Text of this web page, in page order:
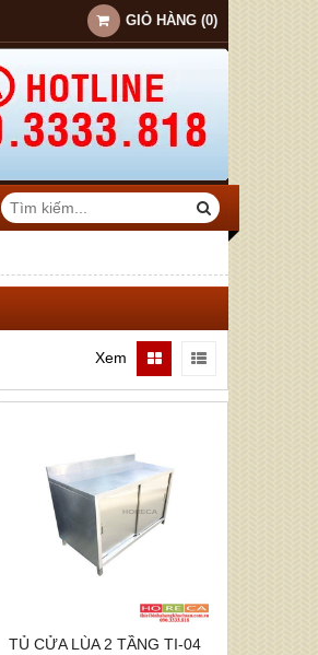
GIỎ HÀNG (0)
Xem
TỦ CỬA LÙA 2 TẦNG TI-04